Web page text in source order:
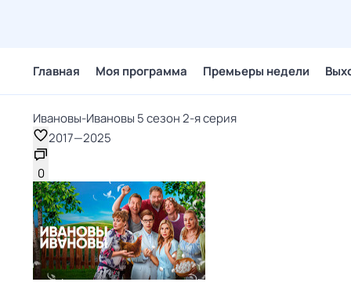
Главная Моя программа Премьеры недели
Ивановы-Ивановы 5 сезон 2-я серия
2017—2025
0